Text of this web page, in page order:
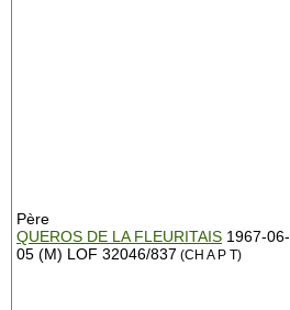
Père
QUEROS DE LA FLEURITAIS 1967-06-
05 (M) LOF 32046/837 (CH A P T)